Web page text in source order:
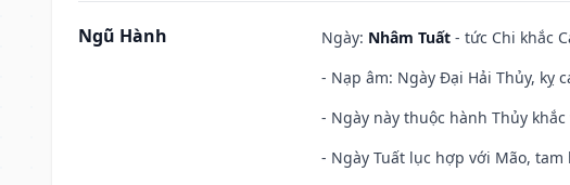
Ngũ Hành Ngày: Nhâm Tuất - tức Chi khắc
- Nạp âm: Ngày Đại Hải Thủy, kỵ
- Ngày này thuộc hành Thủy
- Ngày Tuất lục hợp với Mão,